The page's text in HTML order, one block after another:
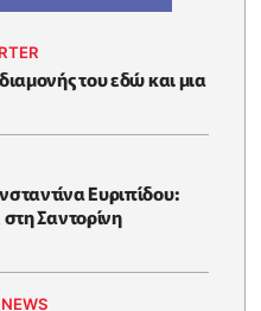
του εδώ και μια
Ευριπίδου:
Σαντορίνη